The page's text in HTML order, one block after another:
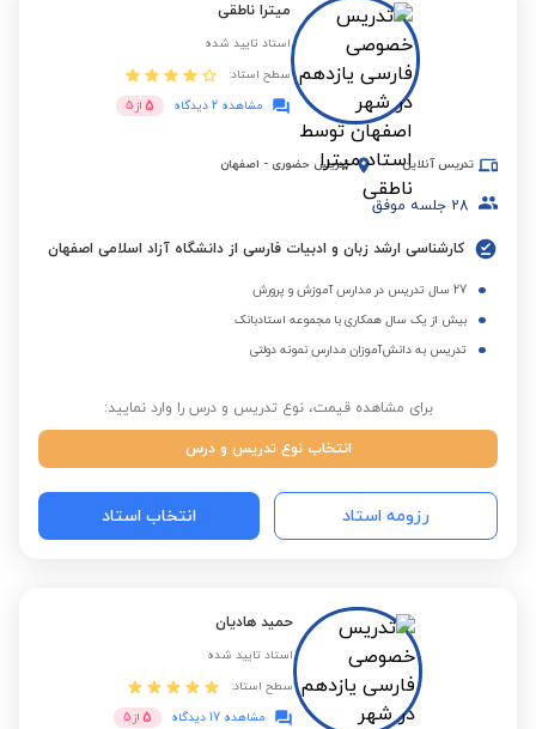
میترا ناطقی
استاد تایید شده
سطح استاد:
مشاهده 2 دیدگاه
5 از 5
تدریس آنلاین تدریس حضوری - اصفهان
28 جلسه موفق
کارشناسی ارشد زبان و ادبیات فارسی از دانشگاه آزاد اسلامی اصفهان
27 سال تدریس در مدارس آموزش و پرورش
بیش از یک سال همکاری با مجموعه استادبانک
تدریس به دانش‌آموزان مدارس نمونه دولتی
برای مشاهده قیمت، نوع تدریس و درس را وارد نمایید:
انتخاب نوع تدریس و درس
رزومه استاد انتخاب استاد
حمید هادیان
استاد تایید شده
سطح استاد:
مشاهده 17 دیدگاه
5 از 5